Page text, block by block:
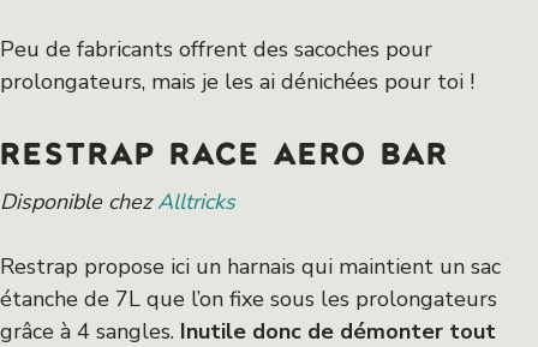
Peu de fabricants offrent des sacoches pour
prolongateurs, mais je les ai dénichées pour toi !
RESTRAP RACE AERO BAR
Disponible chezAlltricks
Restrap propose ici un harnais qui maintient un sac
étanche de 7L que l’on fixe sous les prolongateurs
grâce à 4 sangles. Inutile donc de démonter tout